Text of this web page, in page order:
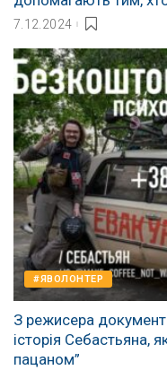
7.12.2024
#ЯВОЛОНТЕР
З режисера
історія Себастьяна,
пацаном”